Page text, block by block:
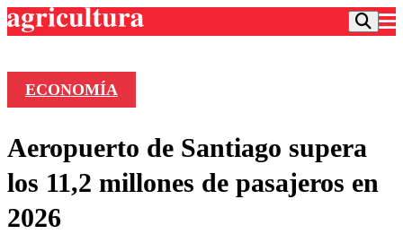
Frecuencias
Agricultura TV
Deportes
ECONOMÍA
Aeropuerto de Santiago supera
los 11,2 millones de pasajeros en
2026